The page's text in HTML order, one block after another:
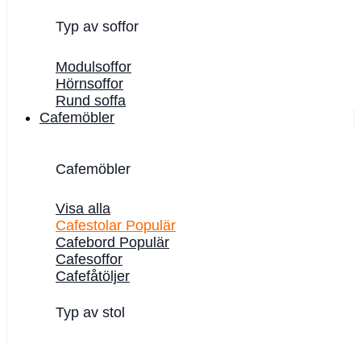
Typ av soffor
Modulsoffor
Hörnsoffor
Rund soffa
Cafemöbler
Cafemöbler
Visa alla
Cafestolar
Cafebord
Cafesoffor
Cafefåtöljer
Typ av stol